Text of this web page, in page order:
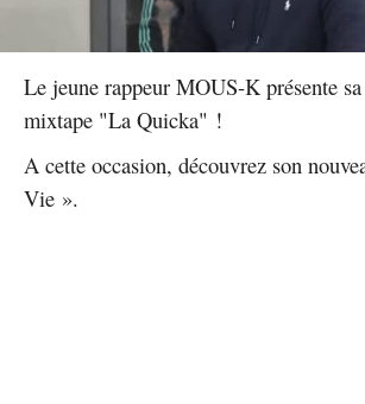
Le jeune rappeur MOUS-K présente
mixtape "La Quicka" !
A cette occasion, découvrez son
Vie ».